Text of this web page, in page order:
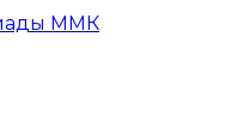
ММК